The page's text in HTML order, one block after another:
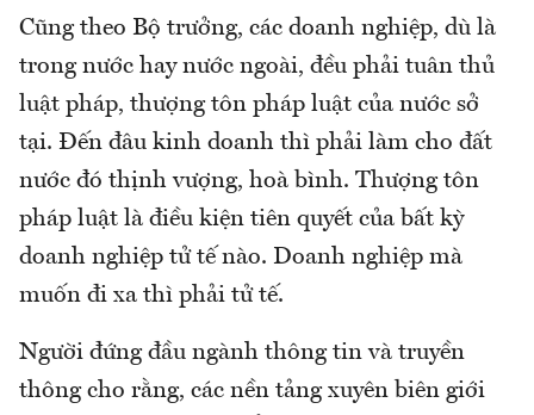
Cũng theo Bộ trưởng, các doanh nghiệp, dù là
trong nước hay nước ngoài, đều phải tuân thủ
luật pháp, thượng tôn pháp luật của nước sở
tại. Đến đâu kinh doanh thì phải làm cho đất
nước đó thịnh vượng, hoà bình. Thượng tôn
pháp luật là điều kiện tiên quyết của bất kỳ
doanh nghiệp tử tế nào. Doanh nghiệp mà
muốn đi xa thì phải tử tế.
Người đứng đầu ngành thông tin và truyền
thông cho rằng, các nền tảng xuyên biên giới